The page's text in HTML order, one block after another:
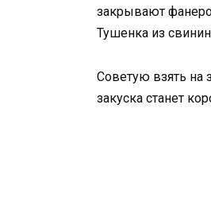
закрывают
Тушенка из
Советую взять на
закуска станет